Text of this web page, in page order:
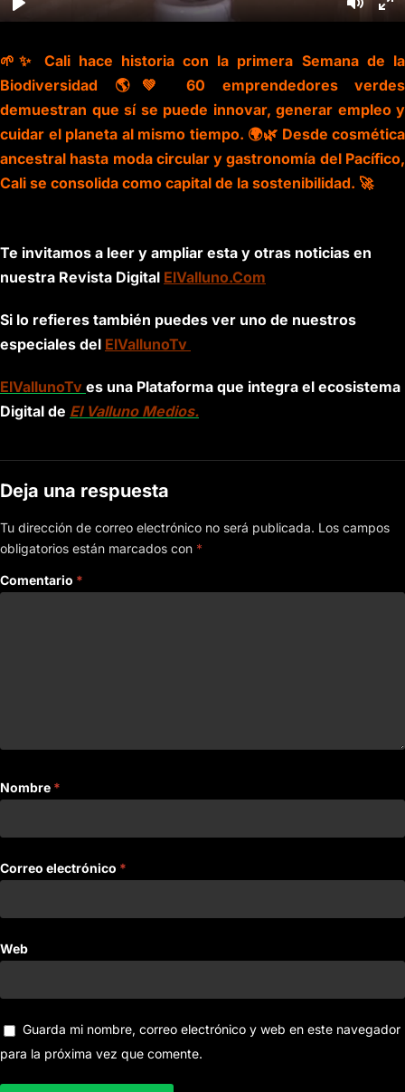
🌱✨ Cali hace historia con la primera Semana de la
Biodiversidad 🌎💚 60 emprendedores verdes
demuestran que sí se puede innovar, generar empleo y
cuidar el planeta al mismo tiempo. 🌍🌿 Desde cosmética
ancestral hasta moda circular y gastronomía del Pacífico,
Cali se consolida como capital de la sostenibilidad. 🚀
Te invitamos a leer y ampliar esta y otras noticias en
nuestra Revista Digital ElValluno.Com
Si lo refieres también puedes ver uno de nuestros
especiales del ElVallunoTv
ElVallunoTv es una Plataforma que integra el ecosistema
Digital de El Valluno Medios.
Deja una respuesta
Tu dirección de correo electrónico no será publicada. Los campos
obligatorios están marcados con *
Comentario *
Nombre *
Correo electrónico *
Web
Guarda mi nombre, correo electrónico y web en este navegador
para la próxima vez que comente.